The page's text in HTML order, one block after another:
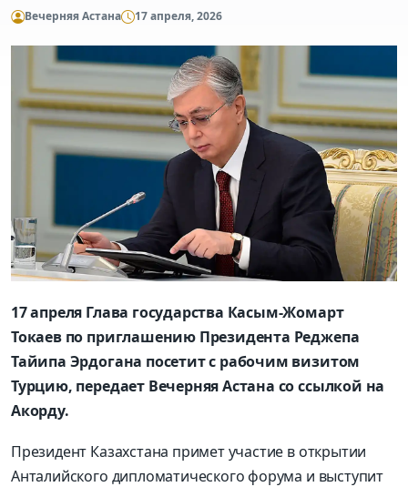
Вечерняя Астана 17 апреля, 2026
17 апреля Глава государства Касым-Жомарт
Токаев по приглашению Президента Реджепа
Тайипа Эрдогана посетит с рабочим визитом
Турцию, передает Вечерняя Астана со ссылкой на
Акорду.
Президент Казахстана примет участие в открытии
Анталийского дипломатического форума и выступит